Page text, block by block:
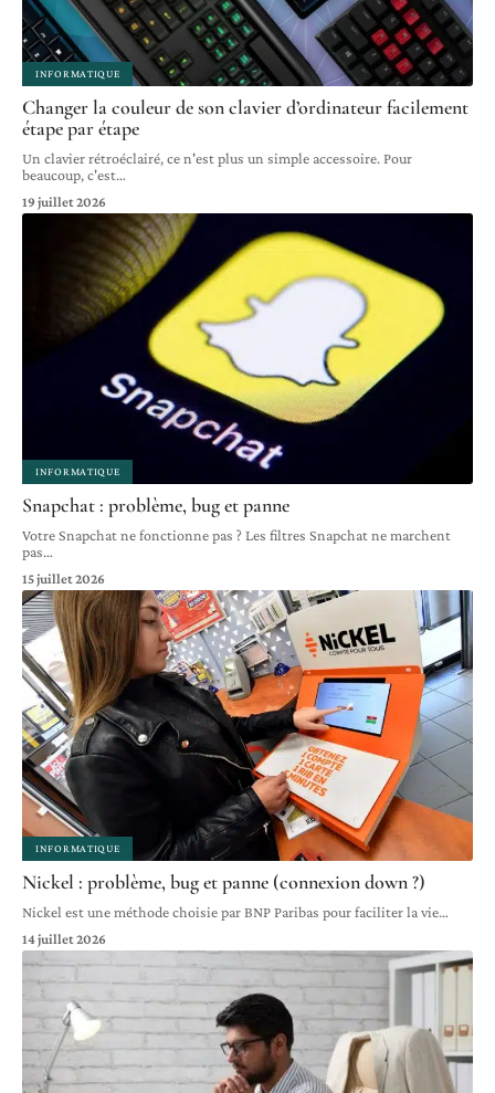
INFORMATIQUE
Changer la couleur de son clavier d’ordinateur facilement
étape par étape
Un clavier rétroéclairé, ce n'est plus un simple accessoire. Pour
beaucoup, c'est…
19 juillet 2026
INFORMATIQUE
Snapchat : problème, bug et panne
Votre Snapchat ne fonctionne pas ? Les filtres Snapchat ne marchent
pas…
15 juillet 2026
INFORMATIQUE
Nickel : problème, bug et panne (connexion down ?)
Nickel est une méthode choisie par BNP Paribas pour faciliter la vie…
14 juillet 2026